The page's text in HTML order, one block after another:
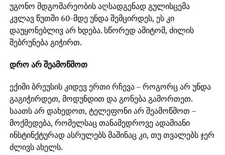
უგონო მდგომარეობის აღსადგენად გულისცემა
კვლავ წუთში 60-მდე უნდა შემცირდეს, ეს კი
დაუყონებლივ არ ხდება. სწორედ ამიტომ, ძილის
შებრუნება გიჭირთ.
დრო არ შეამოწმოთ
ექიმი ბრეუსის კიდევ ერთი რჩევა – როგორც არ უნდა
გაგიჭირდეთ, მოდუნდით და გონება გამორთეთ.
საათს არ დახედოთ, ტელეფონი არ შეამოწმოთ –
მოქმედება, რომელსაც თანამედროვე ადამიანი
ინსტინქტურად ასრულებს მაშინაც კი, თუ თვალებს ჯერ
ძლივს ახელს.